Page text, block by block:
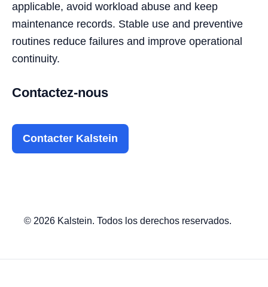
applicable, avoid workload abuse and keep
maintenance records. Stable use and preventive
routines reduce failures and improve operational
continuity.
Contactez-nous
Contacter Kalstein
© 2026 Kalstein. Todos los derechos reservados.